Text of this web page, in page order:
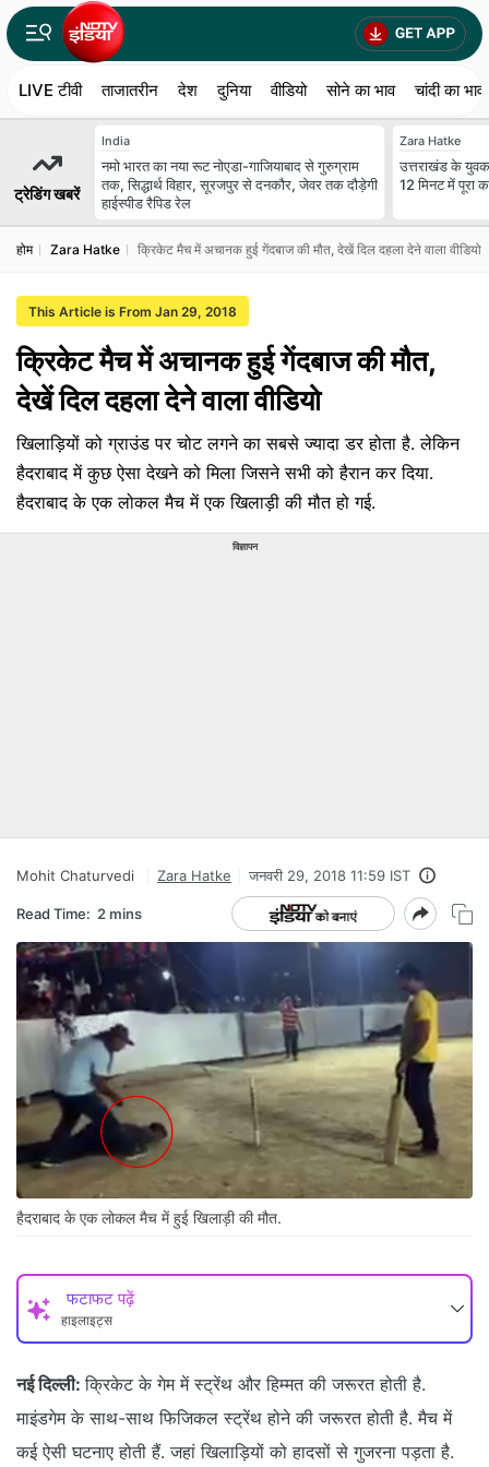
LIVE टीवी ताजातरीन देश दुनिया वीडियो सोने का भाव चांदी का भाव
ट्रेडिंग खबरें
India
नमो भारत का नया रूट नोएडा-गाजियाबाद से गुरुग्राम
तक, सिद्धार्थ विहार, सूरजपुर से दनकौर, जेवर तक दौड़ेगी
हाईस्पीड रैपिड रेल
Zara Hatke
उत्तराखंड के युवक
12 मिनट में पूरा
होम Zara Hatke क्रिकेट मैच में अचानक हुई गेंदबाज की मौत, देखें दिल दहला देने वाला वीडियो
This Article is From Jan 29, 2018
क्रिकेट मैच में अचानक हुई गेंदबाज की मौत,
देखें दिल दहला देने वाला वीडियो
खिलाड़ियों को ग्राउंड पर चोट लगने का सबसे ज्यादा डर होता है. लेकिन
हैदराबाद में कुछ ऐसा देखने को मिला जिसने सभी को हैरान कर दिया.
हैदराबाद के एक लोकल मैच में एक खिलाड़ी की मौत हो गई.
विज्ञापन
Mohit Chaturvedi Zara Hatke जनवरी 29, 2018 11:59 IST
Read Time: 2 mins
हैदराबाद के एक लोकल मैच में हुई खिलाड़ी की मौत.
फटाफट पढ़ें
हाइलाइट्स
नई दिल्ली: क्रिकेट के गेम में स्ट्रेंथ और हिम्मत की जरूरत होती है.
माइंडगेम के साथ-साथ फिजिकल स्ट्रेंथ होने की जरूरत होती है. मैच में
कई ऐसी घटनाए होती हैं. जहां खिलाड़ियों को हादसों से गुजरना पड़ता है.